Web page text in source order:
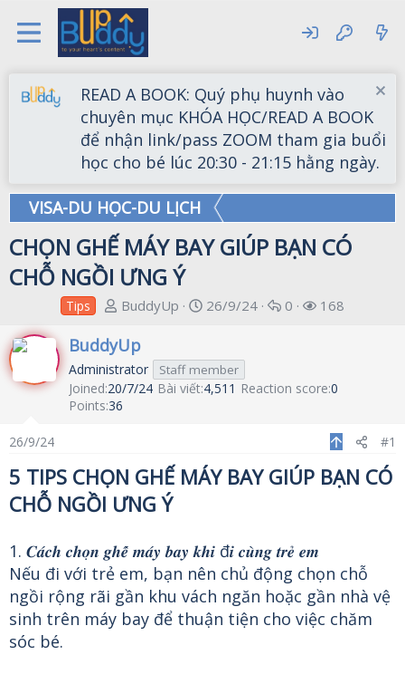
READ A BOOK: Quý phụ huynh vào
chuyên mục KHÓA HỌC/READ A BOOK
để nhận link/pass ZOOM tham gia buổi
học cho bé lúc 20:30 - 21:15 hằng ngày.
VISA-DU HỌC-DU LỊCH
CHỌN GHẾ MÁY BAY GIÚP BẠN CÓ
CHỖ NGỒI ƯNG Ý
Tips
T
r
a
d
r
t
e
BuddyUp
S
r
t
d
26/9/24
R
e
0
V168
BuddyUp
Administrator Staff member
Joined 20/7/24 Bài viết 4,511 Reaction score 0
Points 36
26/9/24 #1
5 TIPS CHỌN GHẾ MÁY BAY GIÚP BẠN CÓ
CHỖ NGỒI ƯNG Ý
1. 𝑪𝒂́𝒄𝒉 𝒄𝒉𝒐̣𝒏 𝒈𝒉𝒆̂́ 𝒎𝒂́𝒚 𝒃𝒂𝒚 𝒌𝒉𝒊 đ𝒊 𝒄𝒖̀𝒏𝒈 𝒕𝒓𝒆̉ 𝒆𝒎
Nếu đi với trẻ em, bạn nên chủ động chọn chỗ
ngồi rộng rãi gần khu vách ngăn hoặc gần nhà vệ
sinh trên máy bay để thuận tiện cho việc chăm
sóc bé.